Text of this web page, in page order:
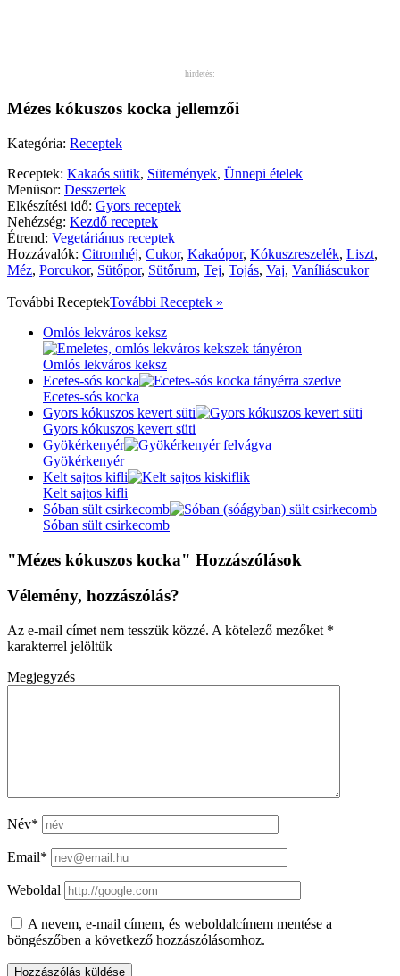
hirdetés:
Mézes kókuszos kocka jellemzői
Kategória: Receptek
Receptek: Kakaós sütik, Sütemények, Ünnepi ételek
Menüsor: Desszertek
Elkészítési idő: Gyors receptek
Nehézség: Kezdő receptek
Étrend: Vegetáriánus receptek
Hozzávalók: Citromhéj, Cukor, Kakaópor, Kókuszreszelék, Liszt,
Méz, Porcukor, Sütőpor, Sütőrum, Tej, Tojás, Vaj, Vaníliáscukor
További ReceptekTovábbi Receptek »
Omlós lekváros keksz
Omlós lekváros keksz
Ecetes-sós kocka
Ecetes-sós kocka
Gyors kókuszos kevert süti
Gyors kókuszos kevert süti
Gyökérkenyér
Gyökérkenyér
Kelt sajtos kifli
Kelt sajtos kifli
Sóban sült csirkecomb
Sóban sült csirkecomb
"Mézes kókuszos kocka" Hozzászólások
Vélemény, hozzászólás?
Az e-mail címet nem tesszük közzé. A kötelező mezőket *
karakterrel jelöltük
Megjegyzés
Név*
Email*
Weboldal
A nevem, e-mail címem, és weboldalcímem mentése a
böngészőben a következő hozzászólásomhoz.